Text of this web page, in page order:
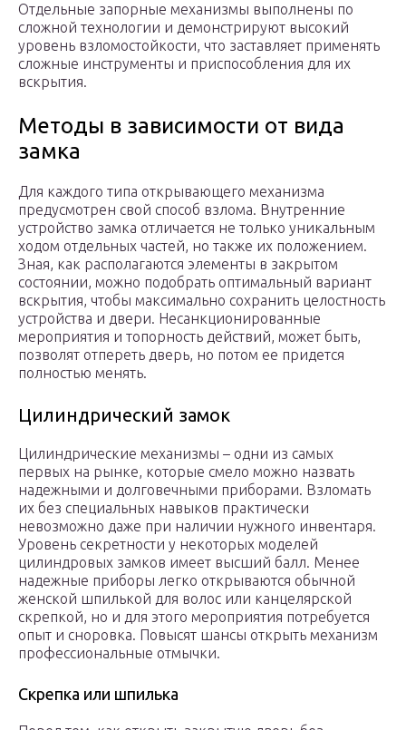
Отдельные запорные механизмы выполнены по
сложной технологии и демонстрируют высокий
уровень взломостойкости, что заставляет применять
сложные инструменты и приспособления для их
вскрытия.
Методы в зависимости от вида
замка
Для каждого типа открывающего механизма
предусмотрен свой способ взлома. Внутренние
устройство замка отличается не только уникальным
ходом отдельных частей, но также их положением.
Зная, как располагаются элементы в закрытом
состоянии, можно подобрать оптимальный вариант
вскрытия, чтобы максимально сохранить целостность
устройства и двери. Несанкционированные
мероприятия и топорность действий, может быть,
позволят отпереть дверь, но потом ее придется
полностью менять.
Цилиндрический замок
Цилиндрические механизмы – одни из самых
первых на рынке, которые смело можно назвать
надежными и долговечными приборами. Взломать
их без специальных навыков практически
невозможно даже при наличии нужного инвентаря.
Уровень секретности у некоторых моделей
цилиндровых замков имеет высший балл. Менее
надежные приборы легко открываются обычной
женской шпилькой для волос или канцелярской
скрепкой, но и для этого мероприятия потребуется
опыт и сноровка. Повысят шансы открыть механизм
профессиональные отмычки.
Скрепка или шпилька